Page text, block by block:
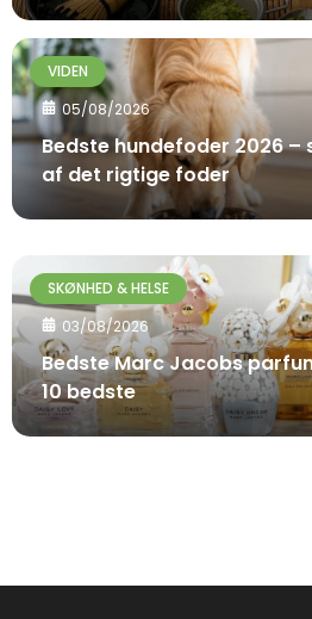
VIDEN
05/08/2026
Bedste hundefoder 2026
af det rigtige foder
SKØNHED & HELSE
03/08/2026
Bedste Marc Jacobs
10 bedste